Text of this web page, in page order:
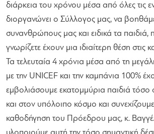
διάρκεια του χρόνου μέσα από όλες τις
διοργανώνει ο Σύλλογος μας, να
συνανθρώπους μας και ειδικά τα
γνωρίζετε έχουν μια ιδιαίτερη θέση στις
Τα τελευταία 4 χρόνια μέσα από τη
με την UNICEF και την καμπάνια 100%
εμβολιάσουμε εκατομμύρια παιδιά
και στον υπόλοιπο κόσμο και
καθοδήγηση του Πρόεδρου μας, κ.